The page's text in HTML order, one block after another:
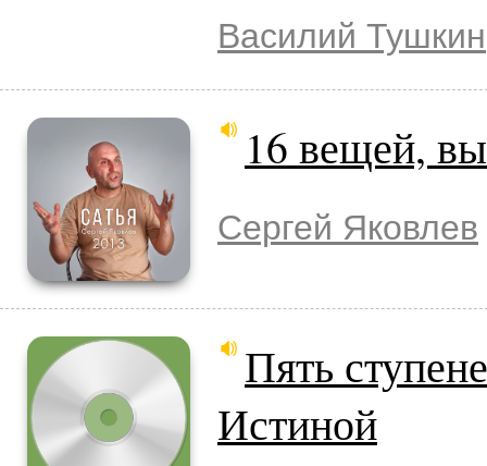
Василий Тушкин
16 вещей,
Сергей Яковлев
Пять
Истиной